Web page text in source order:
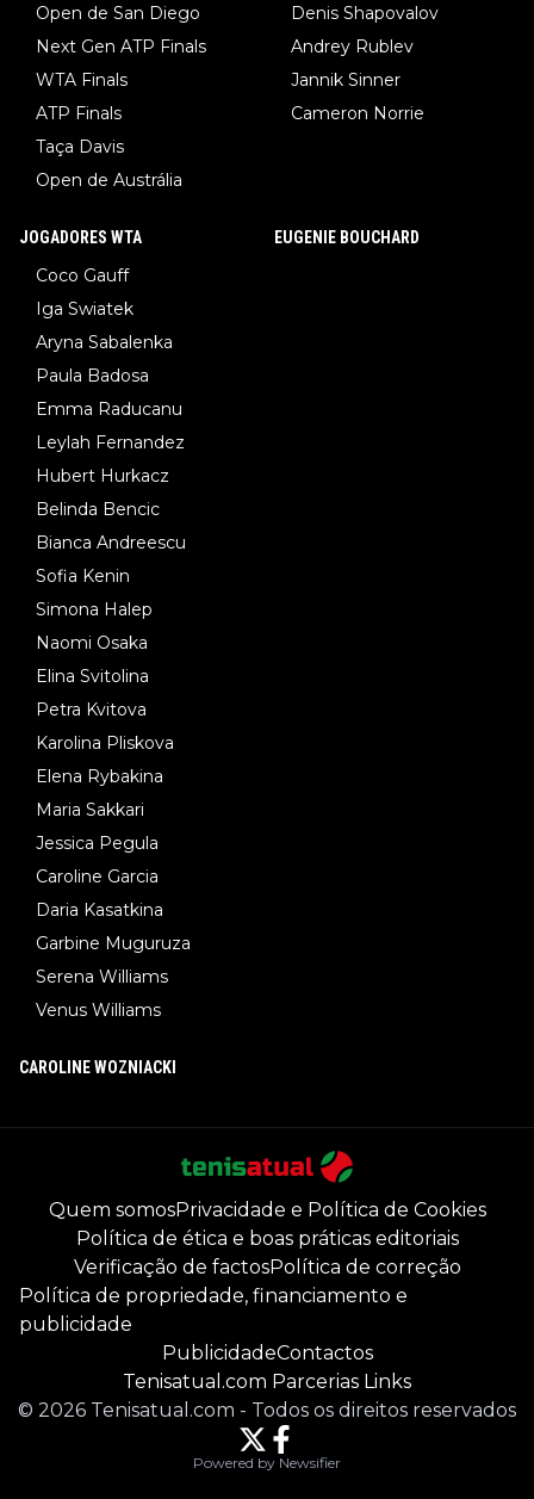
Open de San Diego
Next Gen ATP Finals
WTA Finals
ATP Finals
Taça Davis
Open de Austrália
Denis Shapovalov
Andrey Rublev
Jannik Sinner
Cameron Norrie
JOGADORES WTA
Coco Gauff
Iga Swiatek
Aryna Sabalenka
Paula Badosa
Emma Raducanu
Leylah Fernandez
Hubert Hurkacz
Belinda Bencic
Bianca Andreescu
Sofia Kenin
Simona Halep
Naomi Osaka
Elina Svitolina
Petra Kvitova
Karolina Pliskova
Elena Rybakina
Maria Sakkari
Jessica Pegula
Caroline Garcia
Daria Kasatkina
Garbine Muguruza
Serena Williams
Venus Williams
EUGENIE BOUCHARD
CAROLINE WOZNIACKI
Quem somosPrivacidade e Política de Cookies
Política de ética e boas práticas editoriais
Verificação de factosPolítica de correção
Política de propriedade, financiamento e
publicidade
PublicidadeContactos
Tenisatual.com Parcerias Links
© 2026 Tenisatual.com - Todos os direitos reservados
Powered by Newsifier